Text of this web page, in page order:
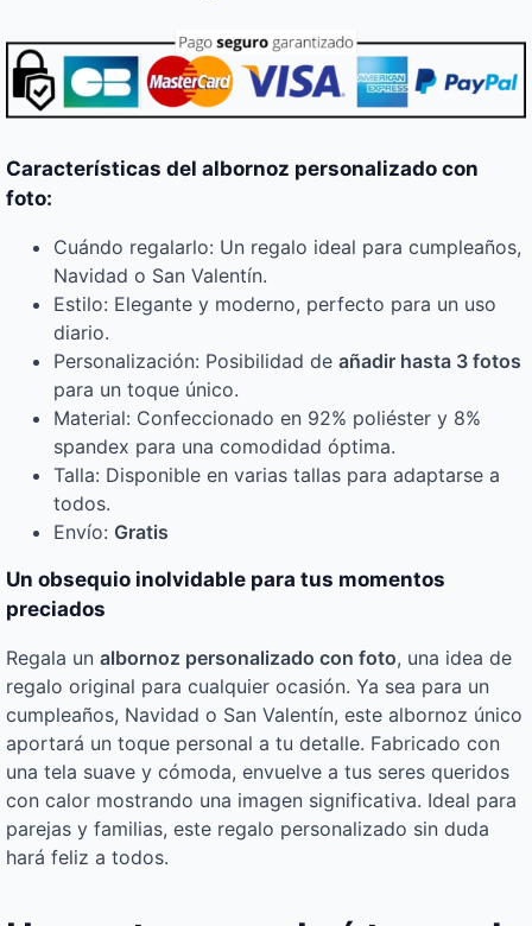
Características del albornoz personalizado con
foto:
Cuándo regalarlo: Un regalo ideal para cumpleaños,
Navidad o San Valentín.
Estilo: Elegante y moderno, perfecto para un uso
diario.
Personalización: Posibilidad de añadir hasta 3 fotos
para un toque único.
Material: Confeccionado en 92% poliéster y 8%
spandex para una comodidad óptima.
Talla: Disponible en varias tallas para adaptarse a
todos.
Envío: Gratis
Un obsequio inolvidable para tus momentos
preciados
Regala un albornoz personalizado con foto, una idea de
regalo original para cualquier ocasión. Ya sea para un
cumpleaños, Navidad o San Valentín, este albornoz único
aportará un toque personal a tu detalle. Fabricado con
una tela suave y cómoda, envuelve a tus seres queridos
con calor mostrando una imagen significativa. Ideal para
parejas y familias, este regalo personalizado sin duda
hará feliz a todos.